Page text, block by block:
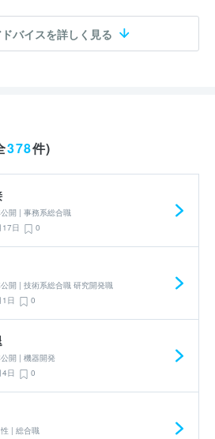
バイスを詳しく見る
378件)
開 | 事務系総合職
17日
0
開 | 技術系総合職 研究開発職
日
0
開 | 機器開発
日
0
| 総合職